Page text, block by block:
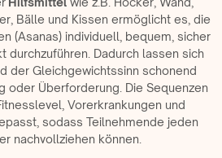
Bälle und Kissen ermöglicht es, die
(Asanas) individuell, bequem, sicher
durchzuführen. Dadurch lassen sich
der Gleichgewichtssinn schonend
oder Überforderung. Die Sequenzen
Vorerkrankungen und
sodass Teilnehmende jeden
nachvollziehen können.